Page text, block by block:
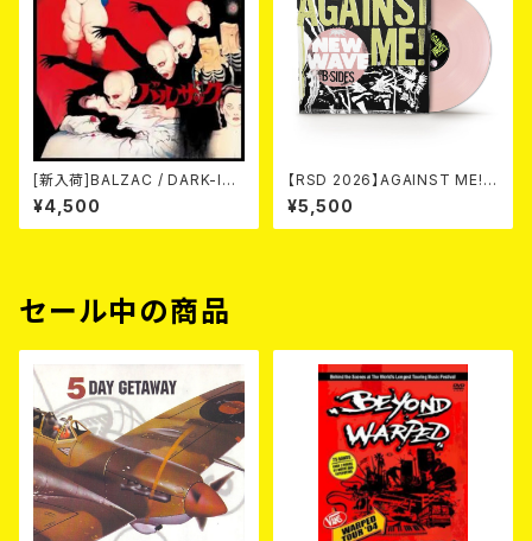
[新入荷]BALZAC / DARK-IS
M -20th Anniversary Comp
ilation- (2CD)
¥4,500
【RSD 2026】AGAINST ME! /
NEW WAVE B-SIDES [RSD V
INYL EP][Coloured Vinyl](1
2")
¥5,500
セール中の商品